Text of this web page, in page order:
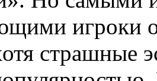
игроки
страшные